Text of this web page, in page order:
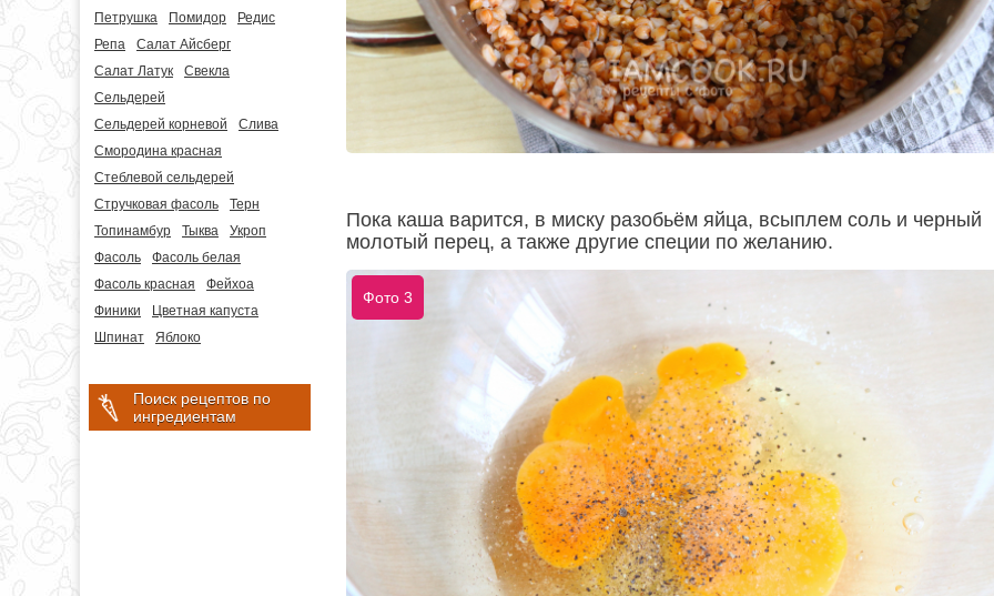
Петрушка
Помидор
Редис
Репа
Салат Айсберг
Салат Латук
Свекла
Сельдерей
Сельдерей корневой
Слива
Смородина красная
Стеблевой сельдерей
Стручковая фасоль
Терн
Топинамбур
Тыква
Укроп
Фасоль
Фасоль белая
Фасоль красная
Фейхоа
Финики
Цветная капуста
Шпинат
Яблоко
Поиск рецептов по
ингредиентам
Пока каша варится, в миску разобьём яйца, всыплем соль и черный
молотый перец, а также другие специи по желанию.
Фото 3